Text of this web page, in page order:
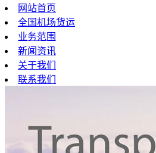
网站首页
全国机场货运
业务范围
新闻资讯
关于我们
联系我们